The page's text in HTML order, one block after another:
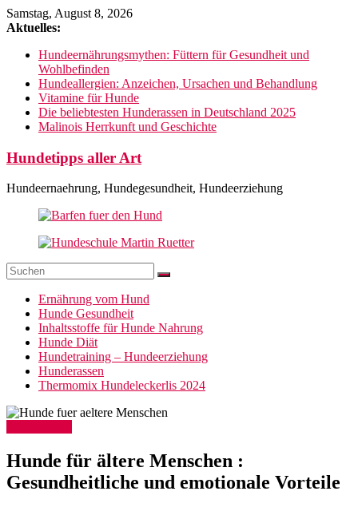
Zum
Inhalt
Samstag, August 8, 2026
Aktuelles:
Hundeernährungsmythen: Füttern für Gesundheit und
Wohlbefinden
Hundeallergien: Anzeichen, Ursachen und Behandlung
Vitamine für Hunde
Die beliebtesten Hunderassen in Deutschland 2025
Malinois Herrkunft und Geschichte
Hundetipps aller Art
Hundeernaehrung, Hundegesundheit, Hundeerziehung
Ernährung vom Hund
Hunde Gesundheit
Inhaltsstoffe für Hunde Nahrung
Hunde Diät
Hundetraining – Hundeerziehung
Hunderassen
Thermomix Hundeleckerlis 2024
Hunde für ältere Menschen :
Gesundheitliche und emotionale Vorteile